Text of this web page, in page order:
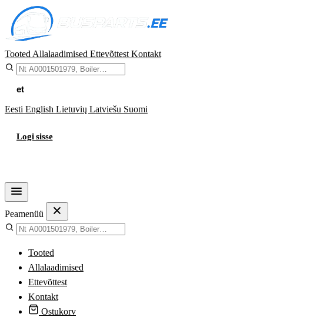
Tooted Allalaadimised Ettevõttest Kontakt
et
Eesti English Lietuvių Latviešu Suomi
Logi sisse
Peamenüü
Tooted
Allalaadimised
Ettevõttest
Kontakt
Ostukorv